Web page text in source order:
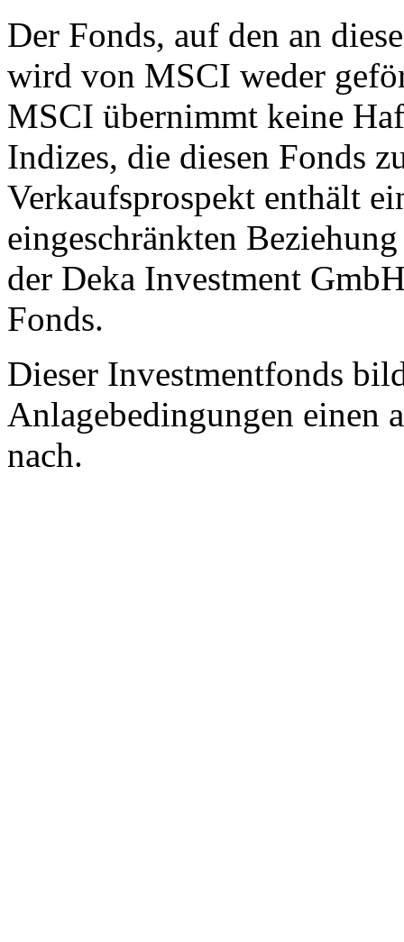
Der Fonds, auf den an
wird von MSCI weder
MSCI übernimmt keine
Indizes, die diesen Fonds
Verkaufsprospekt enthält
eingeschränkten
der Deka Investment
Fonds.
Dieser Investmentfonds
Anlagebedingungen einen
nach.